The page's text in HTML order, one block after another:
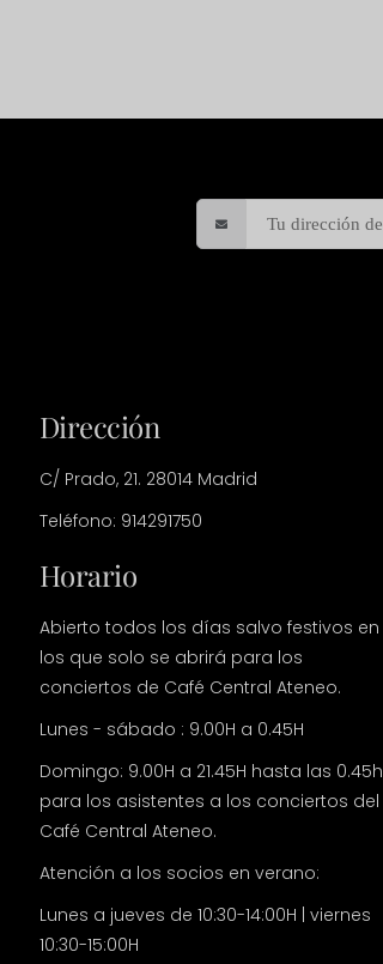
Dirección
C/ Prado, 21. 28014 Madrid
Teléfono: 914291750
Horario
Abierto todos los días salvo festivos en
los que solo se abrirá para los
conciertos de Café Central Ateneo.
Lunes - sábado : 9.00H a 0.45H
Domingo: 9.00H a 21.45H hasta las 0.45h
para los asistentes a los conciertos del
Café Central Ateneo.
Atención a los socios en verano:
Lunes a jueves de 10:30-14:00H | viernes
10:30-15:00H